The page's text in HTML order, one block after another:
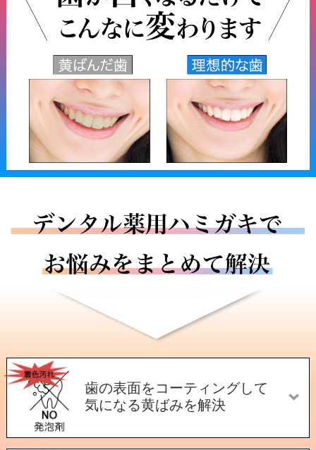
歯の表面をコーティングして
気になる黄ばみを解決